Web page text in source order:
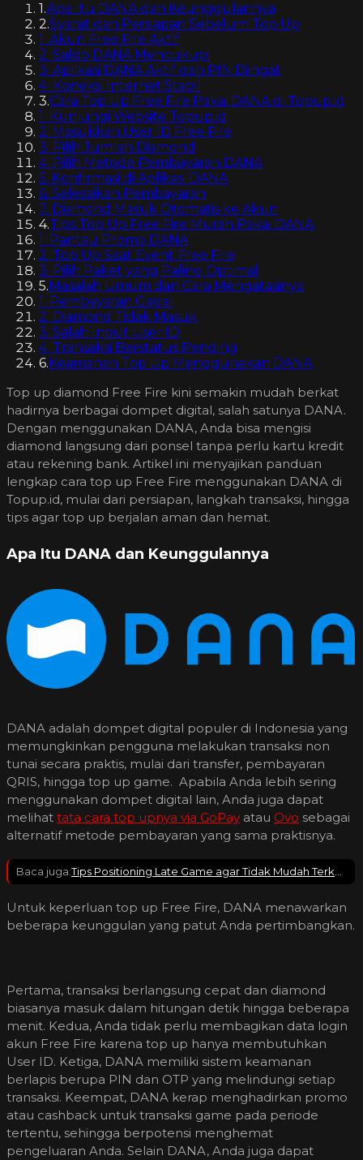
1 .Apa Itu DANA dan Keunggulannya
2.Syarat dan Persiapan Sebelum Top Up
1. Akun Free Fire Aktif
2. Saldo DANA Mencukupi
3. Aplikasi DANA Aktif dan PIN Diingat
4. Koneksi Internet Stabil
3.Cara Top Up Free Fire Pakai DANA di Topup.id
1. Kunjungi Website Topup.id
2. Masukkan User ID Free Fire
3. Pilih Jumlah Diamond
4. Pilih Metode Pembayaran DANA
5. Konfirmasi di Aplikasi DANA
6. Selesaikan Pembayaran
7. Diamond Masuk Otomatis ke Akun
4.Tips Top Up Free Fire Murah Pakai DANA
1. Pantau Promo DANA
2. Top Up Saat Event Free Fire
3. Pilih Paket yang Paling Optimal
5. Masalah Umum dan Cara Mengatasinya
1. Pembayaran Gagal
2. Diamond Tidak Masuk
3. Salah Input User ID
4. Transaksi Berstatus Pending
6. Keamanan Top Up Menggunakan DANA
Top up diamond Free Fire kini semakin mudah berkat
hadirnya berbagai dompet digital, salah satunya DANA.
Dengan menggunakan DANA, Anda bisa mengisi
diamond langsung dari ponsel tanpa perlu kartu kredit
atau rekening bank. Artikel ini menyajikan panduan
lengkap cara top up Free Fire menggunakan DANA di
Topup.id, mulai dari persiapan, langkah transaksi, hingga
tips agar top up berjalan aman dan hemat.
Apa Itu DANA dan Keunggulannya
DANA adalah dompet digital populer di Indonesia yang
memungkinkan pengguna melakukan transaksi non
tunai secara praktis, mulai dari transfer, pembayaran
QRIS, hingga top up game. Apabila Anda lebih sering
menggunakan dompet digital lain, Anda juga dapat
melihat tata cara top upnya via GoPay atau Ovo sebagai
alternatif metode pembayaran yang sama praktisnya.
Baca juga: Tips Positioning Late Game agar Tidak Mudah Terkena Sandwich di Free Fire
Untuk keperluan top up Free Fire, DANA menawarkan
beberapa keunggulan yang patut Anda pertimbangkan.
Pertama, transaksi berlangsung cepat dan diamond
biasanya masuk dalam hitungan detik hingga beberapa
menit. Kedua, Anda tidak perlu membagikan data login
akun Free Fire karena top up hanya membutuhkan
User ID. Ketiga, DANA memiliki sistem keamanan
berlapis berupa PIN dan OTP yang melindungi setiap
transaksi. Keempat, DANA kerap menghadirkan promo
atau cashback untuk transaksi game pada periode
tertentu, sehingga berpotensi menghemat
pengeluaran Anda. Selain DANA, Anda juga dapat